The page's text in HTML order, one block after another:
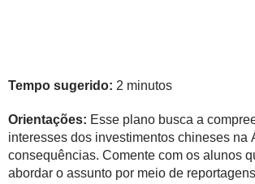
Tempo sugerido: 2 minutos
Orientações: Esse plano busca a
interesses dos investimentos chineses na
consequências. Comente com os alunos
abordar o assunto por meio de